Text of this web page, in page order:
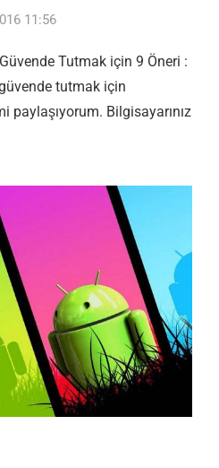
11:56
Tutmak için 9 Öneri :
tutmak için
paylaşıyorum. Bilgisayarınız